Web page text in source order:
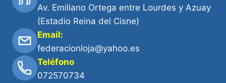
Av. Emiliano Ortega entre Lourdes y Azuay
(Estadio Reina del Cisne)
Email:
federacionloja@yahoo.es
Teléfono
072570734